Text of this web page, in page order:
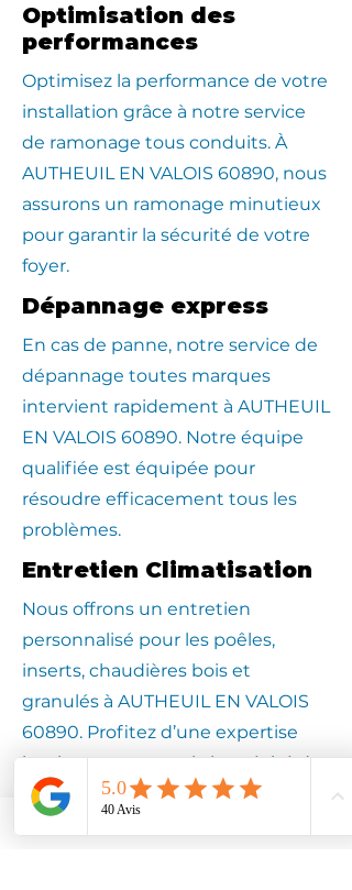
Optimisation des
performances
Optimisez la performance de votre
installation grâce à notre service
de ramonage tous conduits. À
AUTHEUIL EN VALOIS 60890, nous
assurons un ramonage minutieux
pour garantir la sécurité de votre
foyer.
Dépannage express
En cas de panne, notre service de
dépannage toutes marques
intervient rapidement à AUTHEUIL
EN VALOIS 60890. Notre équipe
qualifiée est équipée pour
résoudre efficacement tous les
problèmes.
Entretien Climatisation
Nous offrons un entretien
personnalisé pour les poêles,
inserts, chaudières bois et
granulés à AUTHEUIL EN VALOIS
60890. Profitez d’une expertise
locale pour assurer la longévité de
votre équipement.